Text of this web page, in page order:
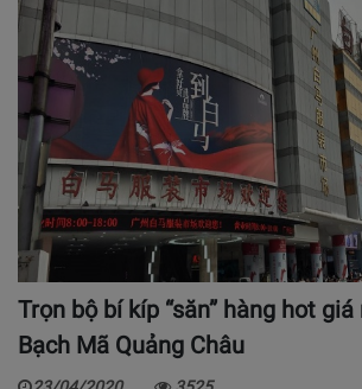
Trọn bộ bí kíp “săn” hàng hot
Bạch Mã Quảng Châu